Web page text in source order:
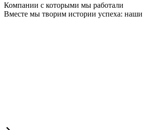
Компании с которыми мы работали
Вместе мы творим истории успеха: